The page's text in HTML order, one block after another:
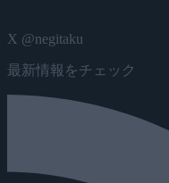
X @negitaku
最新情報をチェック